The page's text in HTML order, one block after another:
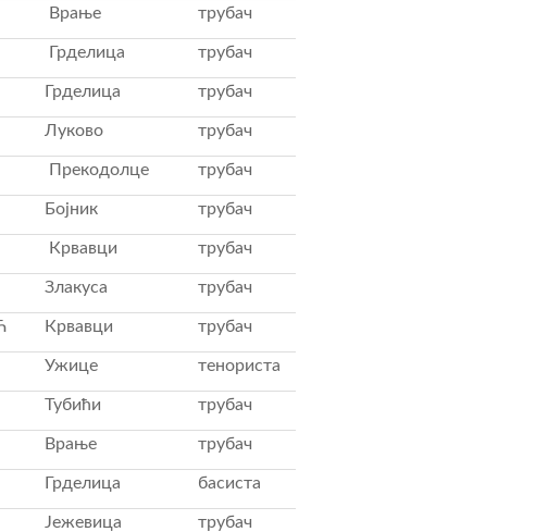
Врање трубач
Грделица трубач
Грделица трубач
Луково трубач
Прекодолце трубач
Бојник трубач
Крвавци трубач
Злакуса трубач
Крвавци трубач
Ужице тенориста
Тубићи трубач
Врање трубач
Грделица басиста
Јежевица трубач